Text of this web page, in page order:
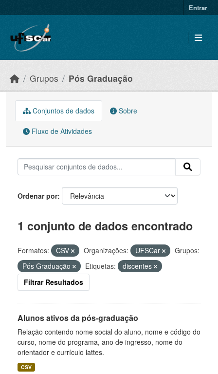
Entrar
Grupos Pós Graduação
Conjuntos de dados Sobre
Fluxo de Atividades
Ordenar por
1 conjunto de dados encontrado
Formatos: CSV Organizações: UFSCar
Grupos:
Pós Graduação
Etiquetas:
discentes
Filtrar Resultados
Alunos ativos da pós-graduação
Relação contendo nome social do aluno, nome e código do
curso, nome do programa, ano de ingresso, nome do
orientador e currículo lattes.
CSV